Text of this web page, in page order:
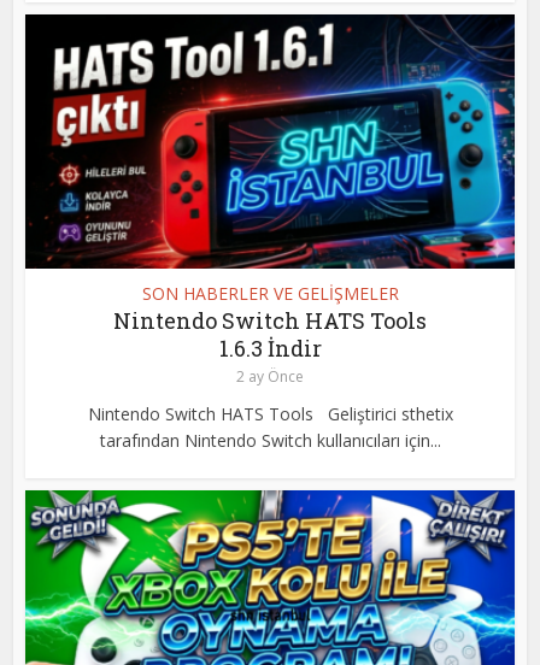
SON HABERLER VE GELİŞMELER
Nintendo Switch HATS Tools
1.6.3 İndir
2 ay Önce
Nintendo Switch HATS Tools Geliştirici sthetix
tarafından Nintendo Switch kullanıcıları için...